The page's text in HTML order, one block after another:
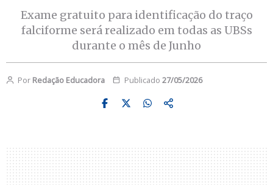
Exame gratuito para identificação do traço
falciforme será realizado em todas as UBSs
durante o mês de Junho
Por Redação Educadora Publicado 27/05/2026